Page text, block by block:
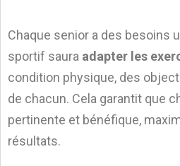
Chaque senior a des besoins
sportif saura adapter les
condition physique, des
de chacun. Cela garantit que
pertinente et bénéfique,
résultats.